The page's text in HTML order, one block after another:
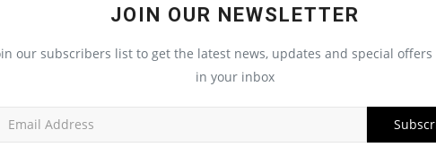
JOIN OUR NEWSLETTER
our subscribers list to get the latest news, updates and special
in your inbox